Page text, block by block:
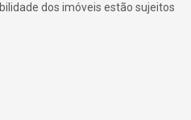
dos imóveis estão sujeitos